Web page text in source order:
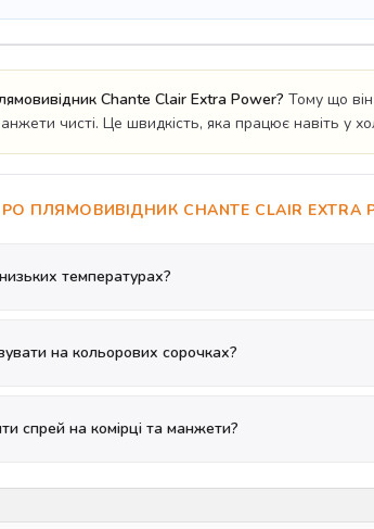
Chante Clair Extra Power? Тому що
чисті. Це швидкість, яка працює навіть у
ПЛЯМОВИВІДНИК CHANTE CLAIR EXTRA
температурах?
на кольорових сорочках?
спрей на комірці та манжети?